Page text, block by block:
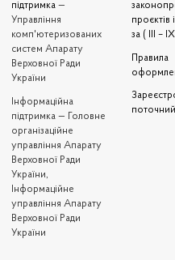
підтримка —
Управління
комп'ютеризованих
систем Апарату
Верховної Ради
України
Iнформаційна
підтримка — Головне
організаційне
управління Апарату
Верховної Ради
України,
Інформаційне
управління Апарату
Верховної Ради
України
проєктів
за ( III –
Правила